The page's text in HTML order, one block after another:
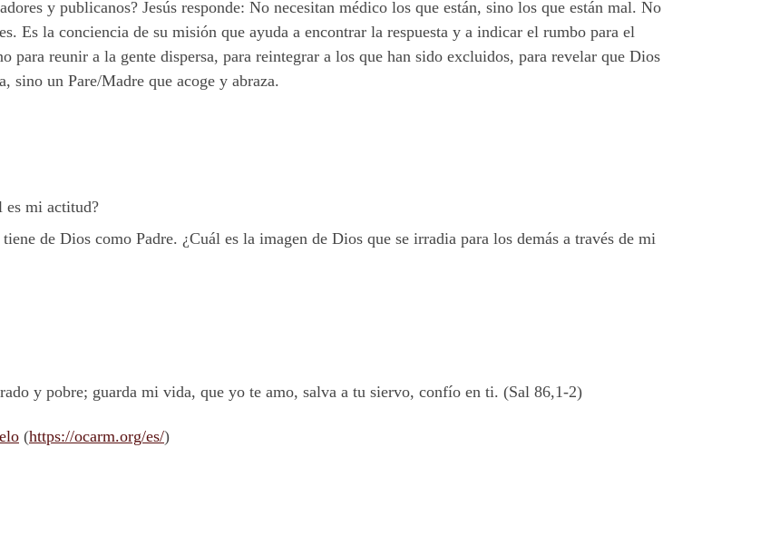
y publicanos? Jesús responde: No necesitan médico los que están, sino los que están mal. No
Es la conciencia de su misión que ayuda a encontrar la respuesta y a indicar el rumbo para el
para reunir a la gente dispersa, para reintegrar a los que han sido excluidos, para revelar que Dios
sino un Pare/Madre que acoge y abraza.
es mi actitud?
de Dios como Padre. ¿Cuál es la imagen de Dios que se irradia para los demás a través de mi
y pobre; guarda mi vida, que yo te amo, salva a tu siervo, confío en ti. (Sal 86,1-2)
(https://ocarm.org/es/)